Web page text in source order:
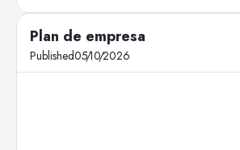
Plan de empresa
Published05/10/2026